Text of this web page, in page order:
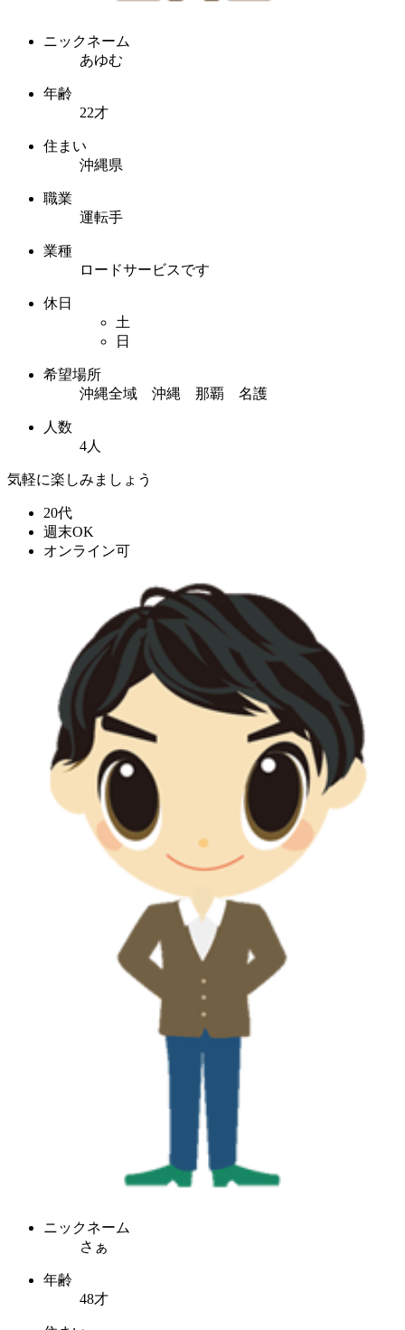
ニックネーム
あゆむ
年齢
22才
住まい
沖縄県
職業
運転手
業種
ロードサービスです
休日
土
日
希望場所
沖縄全域 沖縄 那覇 名護
人数
4人
気軽に楽しみましょう
20代
週末OK
オンライン可
ニックネーム
さぁ
年齢
48才